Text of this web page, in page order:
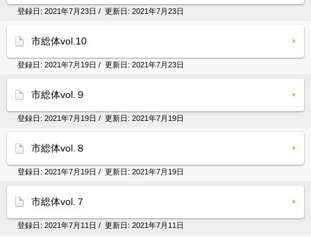
登録日: 2021年7月23日 / 更新日: 2021年7月23日
市総体vol.10
登録日: 2021年7月19日 / 更新日: 2021年7月23日
市総体vol.９
登録日: 2021年7月19日 / 更新日: 2021年7月19日
市総体vol.８
登録日: 2021年7月19日 / 更新日: 2021年7月19日
市総体vol.７
登録日: 2021年7月11日 / 更新日: 2021年7月11日